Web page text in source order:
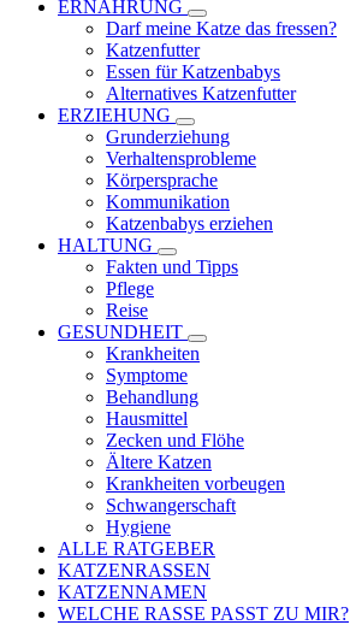
ERNÄHRUNG
Darf meine Katze das fressen?
Katzenfutter
Essen für Katzenbabys
Alternatives Katzenfutter
ERZIEHUNG
Grunderziehung
Verhaltensprobleme
Körpersprache
Kommunikation
Katzenbabys erziehen
HALTUNG
Fakten und Tipps
Pflege
Reise
GESUNDHEIT
Krankheiten
Symptome
Behandlung
Hausmittel
Zecken und Flöhe
Ältere Katzen
Krankheiten vorbeugen
Schwangerschaft
Hygiene
ALLE RATGEBER
KATZENRASSEN
KATZENNAMEN
WELCHE RASSE PASST ZU MIR?